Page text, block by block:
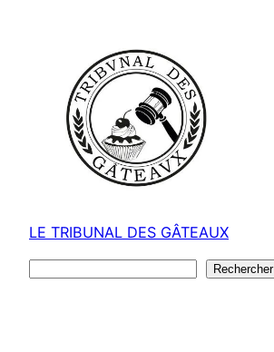
LE TRIBUNAL DES GÂTEAUX
Rechercher